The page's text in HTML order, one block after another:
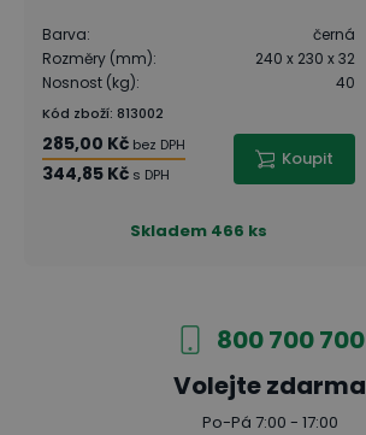
Barva:
černá
Rozměry (mm):
240 x 230 x 32
Nosnost (kg): 40
Kód zboží: 813002
285,00 Kč bez DPH
344,85 Kč s DPH
Koupit
Skladem 466 ks
800 700 700
Volejte zdarma
Po-Pá 7:00 - 17:00